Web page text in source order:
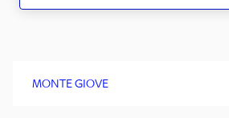
MONTE GIOVE